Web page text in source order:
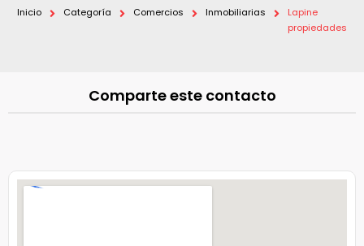
Inicio Categoría Comercios Inmobiliarias
Lapine
propiedades
Comparte este contacto